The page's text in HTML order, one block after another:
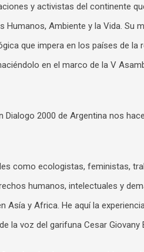
y activistas del continente
Ambiente y la Vida. Su
que impera en los países de la
en el marco de la V
2000 de Argentina nos
como ecologistas, feministas,
humanos, intelectuales y
y Africa. He aquí la
la voz del garifuna Cesar Giovany